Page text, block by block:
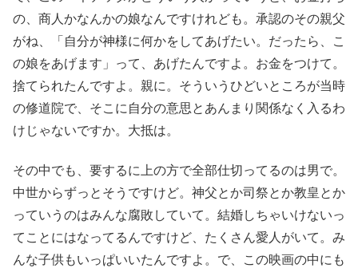
の、商人かなんかの娘なんですけれども。承認のその親父
がね、「自分が神様に何かをしてあげたい。だったら、こ
の娘をあげます」って、あげたんですよ。お金をつけて。
捨てられたんですよ。親に。そういうひどいところが当時
の修道院で、そこに自分の意思とあんまり関係なく入るわ
けじゃないですか。大抵は。
その中でも、要するに上の方で全部仕切ってるのは男で。
中世からずっとそうですけど。神父とか司祭とか教皇とか
っていうのはみんな腐敗していて。結婚しちゃいけないっ
てことにはなってるんですけど、たくさん愛人がいて。み
んな子供もいっぱいいたんですよ。で、この映画の中にも